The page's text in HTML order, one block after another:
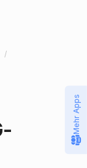
Mehr Apps